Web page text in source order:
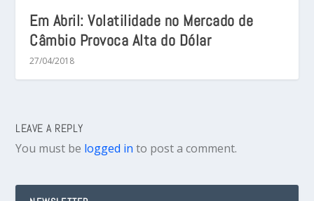
Em Abril: Volatilidade no Mercado de
Câmbio Provoca Alta do Dólar
27/04/2018
LEAVE A REPLY
You must be logged in to post a comment.